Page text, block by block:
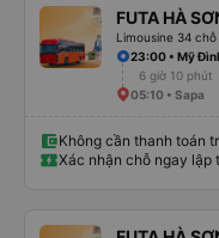
FUTA HÀ
Limousine 34 chỗ
23:00 • Mỹ
6 giờ 10 phút
05:10 • Sapa
Không cần thanh toán
Xác nhận chỗ ngay lập